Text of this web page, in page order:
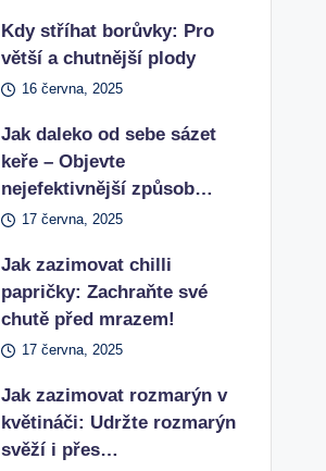
Kdy stříhat borůvky: Pro
větší a chutnější plody
16 června, 2025
Jak daleko od sebe sázet
keře – Objevte
nejefektivnější způsob…
17 června, 2025
Jak zazimovat chilli
papričky: Zachraňte své
chutě před mrazem!
17 června, 2025
Jak zazimovat rozmarýn v
květináči: Udržte rozmarýn
svěží i přes…